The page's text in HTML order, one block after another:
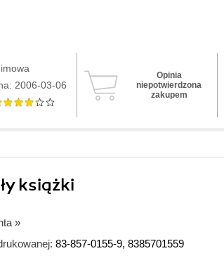
2006-03-06
Opinia
niepotwierdzona
zakupem
książki
»
83-857-0155-9, 8385701559